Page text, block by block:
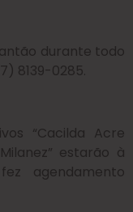
durante todo
8139-0285.
“Cacilda Acre
estarão à
agendamento